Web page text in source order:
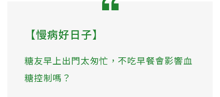
【慢病好日子】
糖友早上出門太匆忙，不吃早餐會影響血
糖控制嗎？